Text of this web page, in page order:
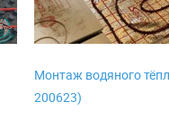
Монтаж водяного
200623)